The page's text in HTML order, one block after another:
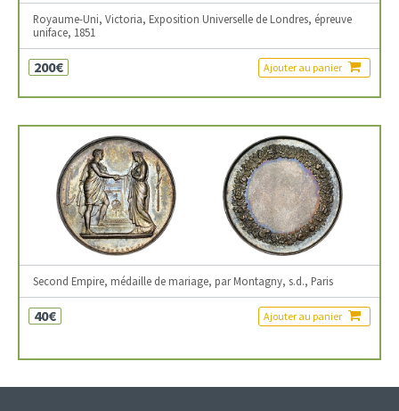
Royaume-Uni, Victoria, Exposition Universelle de Londres, épreuve
uniface, 1851
200€ Ajouter au panier
Second Empire, médaille de mariage, par Montagny, s.d., Paris
40€ Ajouter au panier